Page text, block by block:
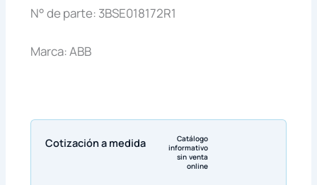
N° de parte: 3BSE018172R1
Marca: ABB
Cotización a medida
Catálogo
informativo
sin venta
online